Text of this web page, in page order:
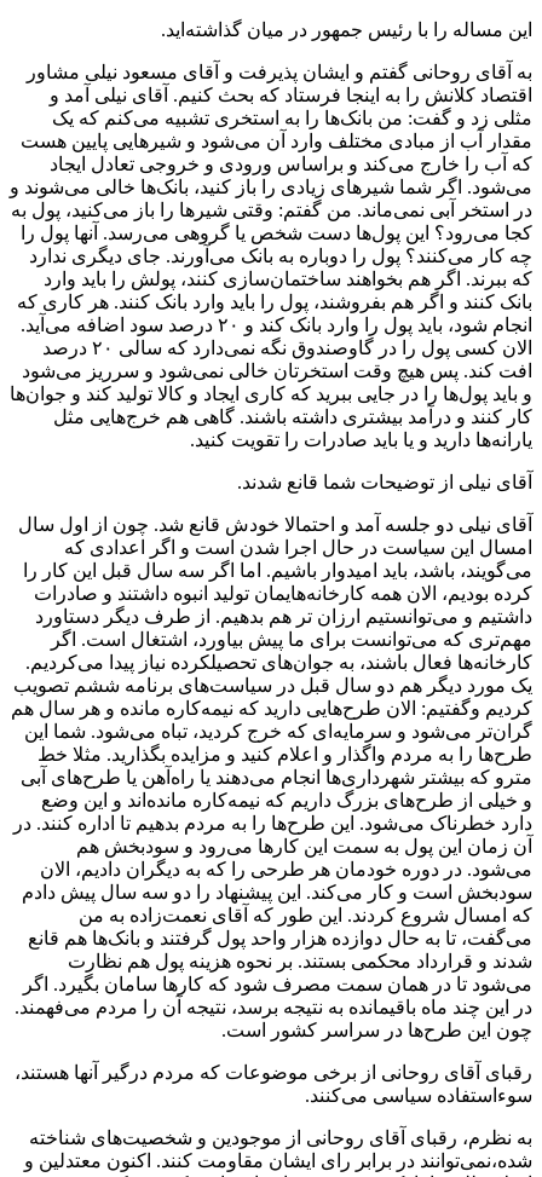
این مساله را با رئیس جمهور در میان گذاشته‌اید.
به آقای روحانی گفتم و ایشان پذیرفت و آقای مسعود نیلی مشاور
اقتصاد کلانش را به اینجا فرستاد که بحث کنیم. آقای نیلی آمد و
مثلی زد و گفت: من بانک‌ها را به استخری تشبیه می‌کنم که یک
مقدار آب از مبادی مختلف وارد آن می‌شود و شیرهایی پایین هست
که آب را خارج می‌کند و براساس ورودی و خروجی تعادل ایجاد
می‌شود. اگر شما شیرهای زیادی را باز کنید، بانک‌ها خالی می‌شوند و
در استخر آبی نمی‌ماند. من گفتم: وقتی شیرها را باز می‌کنید، پول به
کجا می‌رود؟ این پول‌ها دست شخص یا گروهی می‌رسد. آنها پول را
چه کار می‌کنند؟ پول را دوباره به بانک می‌آورند. جای دیگری ندارد
که ببرند. اگر هم بخواهند ساختمان‌سازی کنند، پولش را باید وارد
بانک کنند و اگر هم بفروشند، پول را باید وارد بانک کنند. هر کاری که
انجام شود، باید پول را وارد بانک کند و ۲۰ درصد سود اضافه می‌آید.
الان کسی پول را در گاوصندوق نگه نمی‌دارد که سالی ۲۰ درصد
افت کند. پس هیچ وقت استخرتان خالی نمی‌شود و سرریز می‌شود
و باید پول‌ها را در جایی ببرید که کاری ایجاد و کالا تولید کند و جوان‌ها
کار کنند و درآمد بیشتری داشته باشند. گاهی هم خرج‌هایی مثل
یارانه‌ها دارید و یا باید صادرات را تقویت کنید.
آقای نیلی از توضیحات شما قانع شدند.
آقای نیلی دو جلسه آمد و احتمالا خودش قانع شد. چون از اول سال
امسال این سیاست در حال اجرا شدن است و اگر اعدادی که
می‌گویند، باشد، باید امیدوار باشیم. اما اگر سه سال قبل این کار را
کرده بودیم، الان همه کارخانه‌هایمان تولید انبوه داشتند و صادرات
داشتیم و می‌توانستیم ارزان تر هم بدهیم. از طرف دیگر دستاورد
مهم‌تری که می‌توانست برای ما پیش بیاورد، اشتغال است. اگر
کارخانه‌ها فعال باشند، به جوان‌های تحصیلکرده نیاز پیدا می‌کردیم.
یک مورد دیگر هم دو سال قبل در سیاست‌های برنامه ششم تصویب
کردیم وگفتیم: الان طرح‌هایی دارید که نیمه‌کاره مانده و هر سال هم
گران‌تر می‌شود و سرمایه‌ای که خرج کردید، تباه می‌شود. شما این
طرح‌ها را به مردم واگذار و اعلام کنید و مزایده بگذارید. مثلا خط
مترو که بیشتر شهرداری‌ها انجام می‌دهند یا راه‌آهن یا طرح‌های آبی
و خیلی از طرح‌های بزرگ داریم که نیمه‌کاره مانده‌اند و این وضع
دارد خطرناک می‌شود. این طرح‌ها را به مردم بدهیم تا اداره کنند. در
آن زمان این پول به سمت این کارها می‌رود و سودبخش هم
می‌شود. در دوره خودمان هر طرحی را که به دیگران دادیم، الان
سودبخش است و کار می‌کند. این پیشنهاد را دو سه سال پیش دادم
که امسال شروع کردند. این طور که آقای نعمت‌زاده به من
می‌گفت، تا به حال دوازده هزار واحد پول گرفتند و بانک‌ها هم قانع
شدند و قرارداد محکمی بستند. بر نحوه هزینه پول هم نظارت
می‌شود تا در همان سمت مصرف شود که کارها سامان بگیرد. اگر
در این چند ماه باقیمانده به نتیجه برسد، نتیجه آن را مردم می‌فهمند.
چون این طرح‌ها در سراسر کشور است.
رقبای آقای روحانی از برخی موضوعات که مردم درگیر آنها هستند،
سوءاستفاده سیاسی می‌کنند.
به نظرم، رقبای آقای روحانی از موجودین و شخصیت‌های شناخته
شده،نمی‌توانند در برابر رای ایشان مقاومت کنند. اکنون معتدلین و